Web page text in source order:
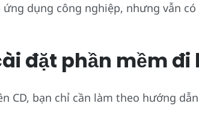
dụng công nghiệp, nhưng vẫn
đặt phần mềm đi
CD, bạn chỉ cần làm theo hướng